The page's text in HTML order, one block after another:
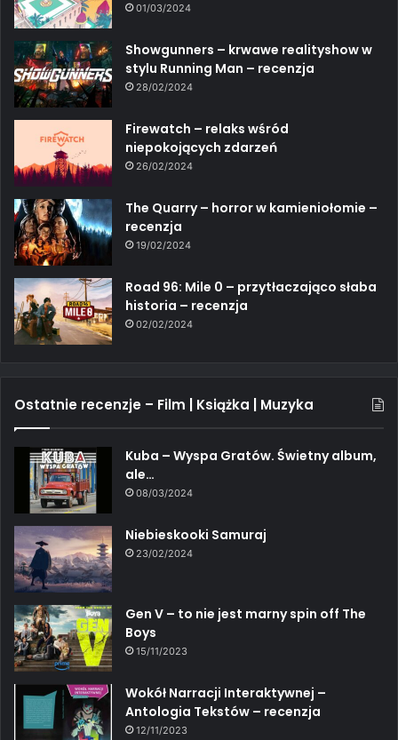
01/03/2024
Showgunners – krwawe realityshow w
stylu Running Man – recenzja
28/02/2024
Firewatch – relaks wśród
niepokojących zdarzeń
26/02/2024
The Quarry – horror w kamieniołomie –
recenzja
19/02/2024
Road 96: Mile 0 – przytłaczająco słaba
historia – recenzja
02/02/2024
Ostatnie recenzje – Film | Książka | Muzyka
Kuba – Wyspa Gratów. Świetny album,
ale…
08/03/2024
Niebieskooki Samuraj
23/02/2024
Gen V – to nie jest marny spin off The
Boys
15/11/2023
Wokół Narracji Interaktywnej –
Antologia Tekstów – recenzja
12/11/2023